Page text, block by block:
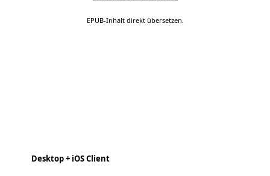
EPUB-Inhalt direkt übersetzen.
Desktop + iOS Client